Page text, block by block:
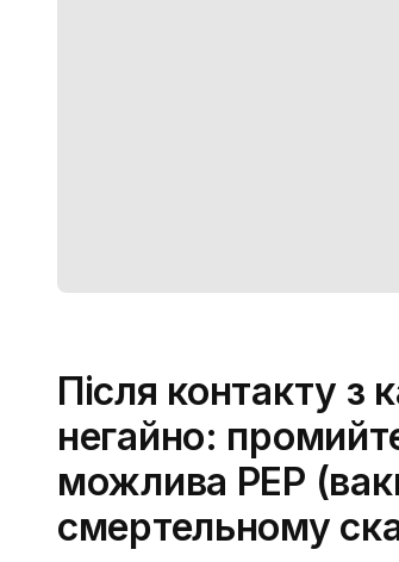
Після контакту з
негайно:
можлива PEP
смертельному